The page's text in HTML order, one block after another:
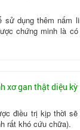
sử dụng thêm nấm
chứng minh là
xơ gan thật diệu kỳ
điều trị kịp thời
rất khó cứu chữa).